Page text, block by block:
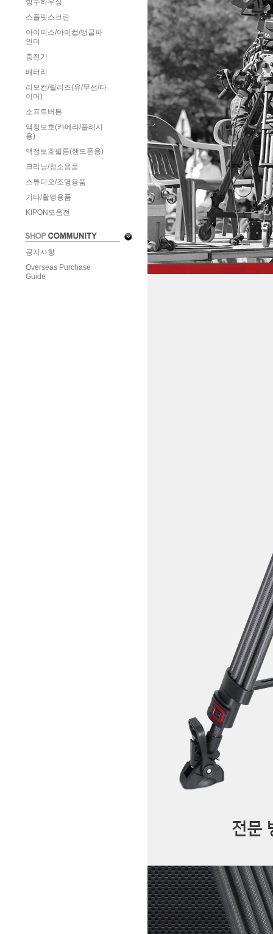
방수하우징
스플릿스크린
아이피스/아이컵/앵글파
인더
충전기
배터리
리모컨/릴리즈(유/무선/타
이머)
소프트버튼
액정보호(카메라/플래시
용)
액정보호필름(핸드폰용)
크리닝/청소용품
스튜디오/조명용품
기타/촬영용품
KIPON모음전
공지사항
Overseas Purchase
Guide